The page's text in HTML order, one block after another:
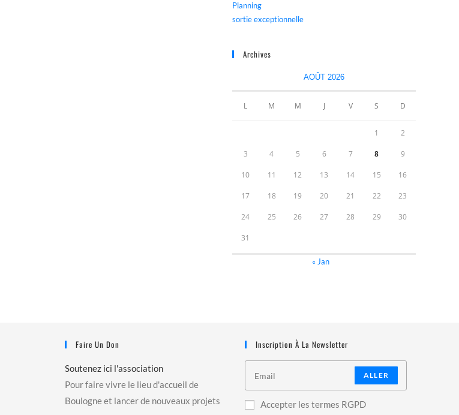
Planning
sortie exceptionnelle
Archives
AOÛT 2026
L M M J V S D
1 2
3 4 5 6 7 8 9
10 11 12 13 14 15 16
17 18 19 20 21 22 23
24 25 26 27 28 29 30
31
« Jan
Faire Un Don
Soutenez ici l'association
Pour faire vivre le lieu d'accueil de
Boulogne et lancer de nouveaux projets
Inscription À La Newsletter
ALLER
Accepter les termes RGPD